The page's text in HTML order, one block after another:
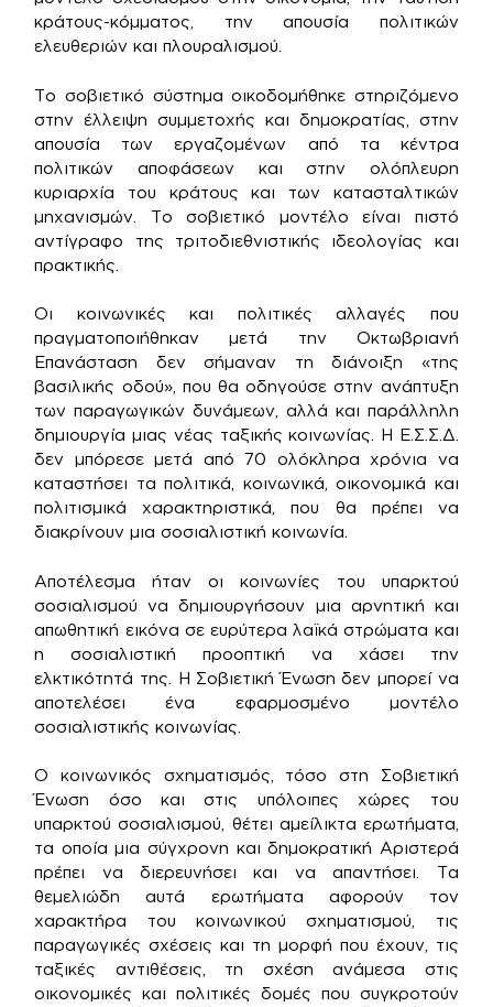
κράτους-κόμματος, την απουσία πολιτικών
ελευθεριών και πλουραλισμού.
Το σοβιετικό σύστημα οικοδομήθηκε στηριζόμενο
στην έλλειψη συμμετοχής και δημοκρατίας, στην
απουσία των εργαζομένων από τα κέντρα
πολιτικών αποφάσεων και στην ολόπλευρη
κυριαρχία του κράτους και των κατασταλτικών
μηχανισμών. Το σοβιετικό μοντέλο είναι πιστό
αντίγραφο της τριτοδιεθνιστικής ιδεολογίας και
πρακτικής.
Οι κοινωνικές και πολιτικές αλλαγές που
πραγματοποιήθηκαν μετά την Οκτωβριανή
Επανάσταση δεν σήμαναν τη διάνοιξη «της
βασιλικής οδού», που θα οδηγούσε στην ανάπτυξη
των παραγωγικών δυνάμεων, αλλά και παράλληλη
δημιουργία μιας νέας ταξικής κοινωνίας. Η Ε.Σ.Σ.Δ.
δεν μπόρεσε μετά από 70 ολόκληρα χρόνια να
καταστήσει τα πολιτικά, κοινωνικά, οικονομικά και
πολιτισμικά χαρακτηριστικά, που θα πρέπει να
διακρίνουν μια σοσιαλιστική κοινωνία.
Αποτέλεσμα ήταν οι κοινωνίες του υπαρκτού
σοσιαλισμού να δημιουργήσουν μια αρνητική και
απωθητική εικόνα σε ευρύτερα λαϊκά στρώματα και
η σοσιαλιστική προοπτική να χάσει την
ελκτικότητά της. Η Σοβιετική Ένωση δεν μπορεί να
αποτελέσει ένα εφαρμοσμένο μοντέλο
σοσιαλιστικής κοινωνίας.
Ο κοινωνικός σχηματισμός, τόσο στη Σοβιετική
Ένωση όσο και στις υπόλοιπες χώρες του
υπαρκτού σοσιαλισμού, θέτει αμείλικτα ερωτήματα,
τα οποία μια σύγχρονη και δημοκρατική Αριστερά
πρέπει να διερευνήσει και να απαντήσει. Τα
θεμελιώδη αυτά ερωτήματα αφορούν τον
χαρακτήρα του κοινωνικού σχηματισμού, τις
παραγωγικές σχέσεις και τη μορφή που έχουν, τις
ταξικές αντιθέσεις, τη σχέση ανάμεσα στις
οικονομικές και πολιτικές δομές που συγκροτούν